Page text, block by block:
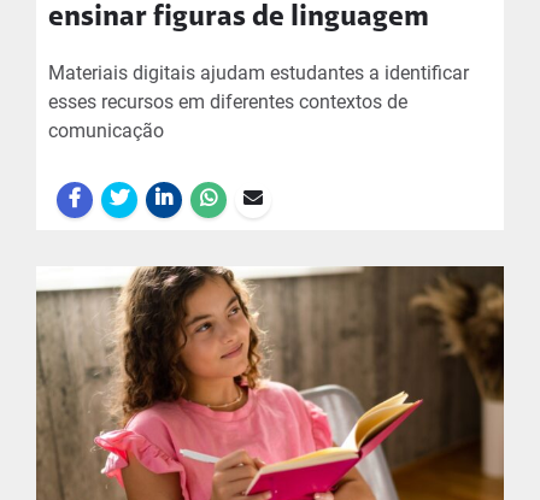
ensinar figuras de linguagem
Materiais digitais ajudam estudantes a identificar
esses recursos em diferentes contextos de
comunicação